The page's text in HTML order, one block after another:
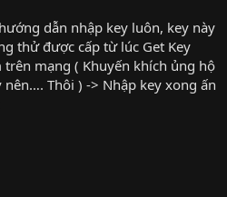
dẫn nhập key luôn, key này
thử được cấp từ lúc Get Key
trên mạng ( Khuyến khích ủng hộ
nên…. Thôi ) -> Nhập key xong ấn